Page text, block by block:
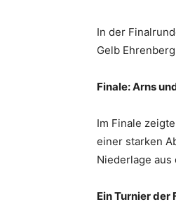
In der
Gelb
Finale: Arns
Im Finale
einer starken
Niederlage
Ein Turnier der